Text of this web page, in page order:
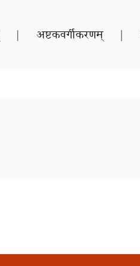
| अष्टकवर्गीकरणम् |